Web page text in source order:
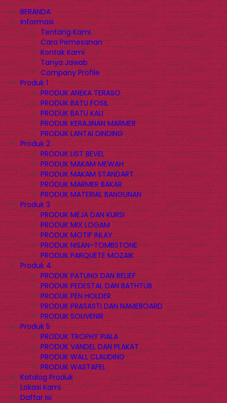
BERANDA
Informasi
Tentang Kami
Cara Pemesanan
Kontak Kami
Tanya Jawab
Company Profile
Produk 1
PRODUK ANEKA TERASO
PRODUK BATU FOSIL
PRODUK BATU KALI
PRODUK KERAJINAN MARMER
PRODUK LANTAI DINDING
Produk 2
PRODUK LIST BEVEL
PRODUK MAKAM MEWAH
PRODUK MAKAM STANDART
PRODUK MARMER BAKAR
PRODUK MATERIAL BANGUNAN
Produk 3
PRODUK MEJA DAN KURSI
PRODUK MIX LOGAM
PRODUK MOTIF INLAY
PRODUK NISAN-TOMBSTONE
PRODUK PARQUETE MOZAIK
Produk 4
PRODUK PATUNG DAN RELIEF
PRODUK PEDESTAL DAN BATHTUB
PRODUK PEN HOLDER
PRODUK PRASASTI DAN NAMEBOARD
PRODUK SOUVENIR
Produk 5
PRODUK TROPHY PIALA
PRODUK VANDEL DAN PLAKAT
PRODUK WALL CLAUDING
PRODUK WASTAFEL
Katalog Produk
Lokasi Kami
Daftar Isi